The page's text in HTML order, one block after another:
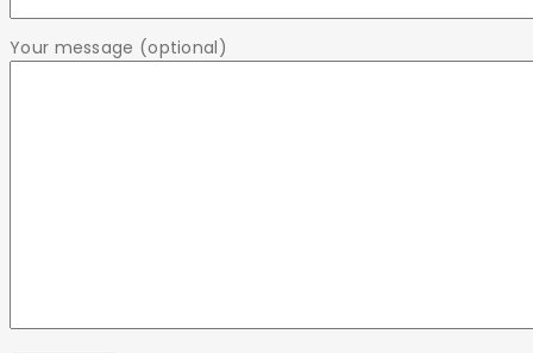
Your message (optional)